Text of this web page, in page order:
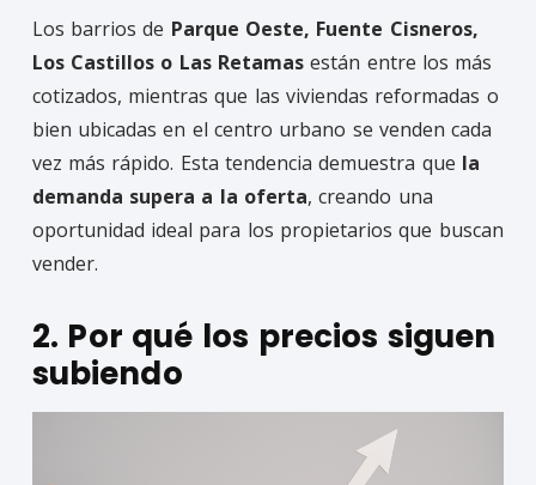
Los barrios de Parque Oeste, Fuente Cisneros,
Los Castillos o Las Retamas están entre los más
cotizados, mientras que las viviendas reformadas o
bien ubicadas en el centro urbano se venden cada
vez más rápido. Esta tendencia demuestra que la
demanda supera a la oferta, creando una
oportunidad ideal para los propietarios que buscan
vender.
2. Por qué los precios siguen
subiendo